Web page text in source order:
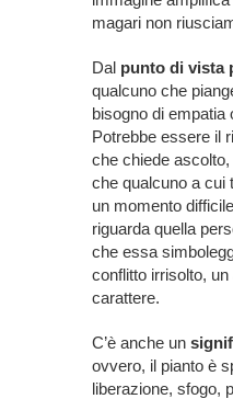
magari non
Dal punto di vista
qualcuno che
bisogno di empatia
Potrebbe essere il
che chiede
che qualcuno a cui
un momento
riguarda quella
che essa
conflitto irrisolto,
carattere.
C’è anche un
ovvero, il pianto è
liberazione, sfogo,